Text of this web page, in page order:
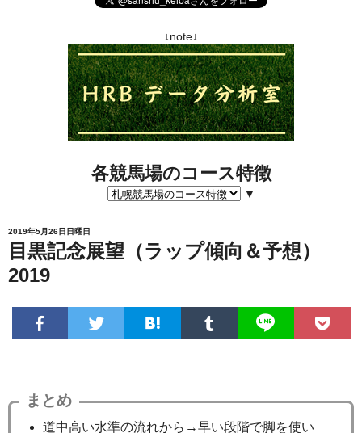
↓note↓
各競馬場のコース特徴
▼
2019年5月26日日曜日
目黒記念展望（ラップ傾向＆予想）
2019
まとめ
道中高い水準の流れから→早い段階で脚を使い